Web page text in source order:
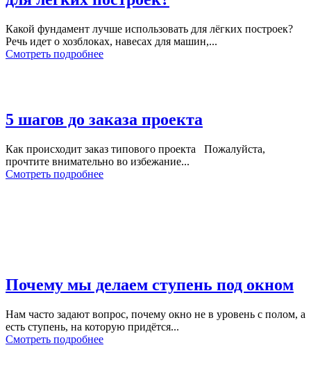
Какой фундамент лучше использовать для лёгких построек?
Речь идет о хозблоках, навесах для машин,...
Смотреть подробнее
5 шагов до заказа проекта
Как происходит заказ типового проекта Пожалуйста,
прочтите внимательно во избежание...
Смотреть подробнее
Почему мы делаем ступень под окном
Нам часто задают вопрос, почему окно не в уровень с полом, а
есть ступень, на которую придётся...
Смотреть подробнее